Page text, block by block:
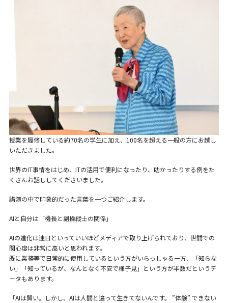
授業を履修している約70名の学生に加え、100名を超える一般の方にお越し
いただきました。
世界のIT事情をはじめ、ITの活用で便利になったり、助かったりする例をた
くさんお話ししてくださいました。
講演の中で印象的だった言葉を一つご紹介します。
AIと自分は「機長と副操縦士の関係」
AIの進化は連日といっていいほどメディアで取り上げられており、世間での
関心度は非常に高いと思われます。
既に業務等で日常的に使用しているという方がいらっしゃる一方、「知らな
い」「知っているが、なんとなく不安で様子見」という方が半数だというデ
ータもあります。
「AIは賢い。しかし、AIは人間と違って生きてないんです。 ”体験” できない